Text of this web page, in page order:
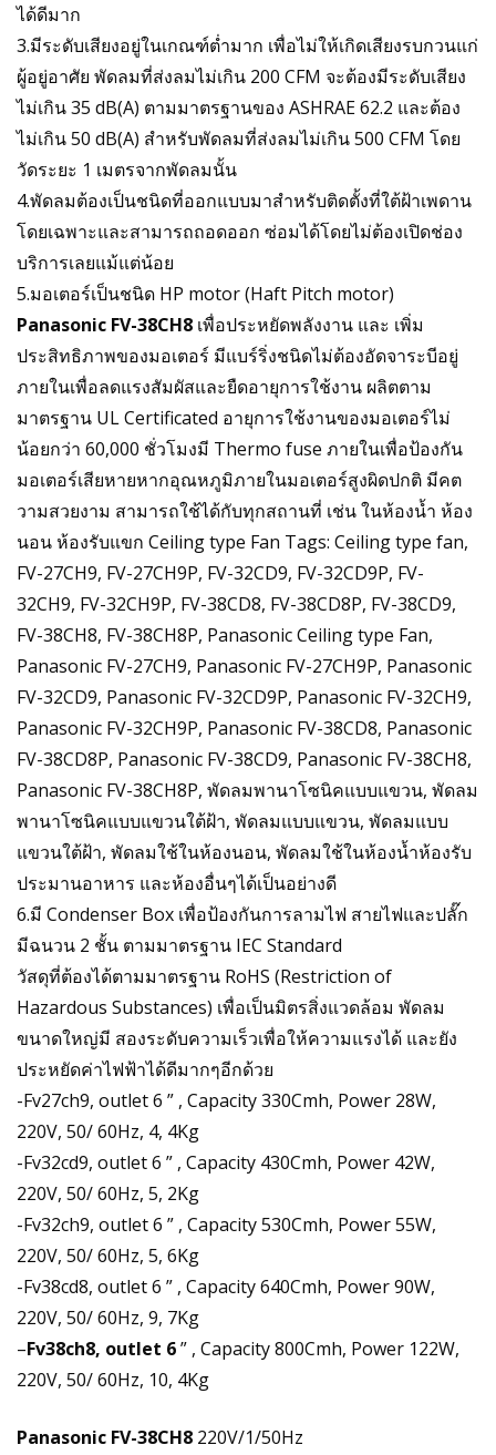
ได้ดีมาก
3.มีระดับเสียงอยู่ในเกณฑ์ต่ำมาก เพื่อไม่ให้เกิดเสียงรบกวนแก่
ผู้อยู่อาศัย พัดลมที่ส่งลมไม่เกิน 200 CFM จะต้องมีระดับเสียง
ไม่เกิน 35 dB(A) ตามมาตรฐานของ ASHRAE 62.2 และต้อง
ไม่เกิน 50 dB(A) สำหรับพัดลมที่ส่งลมไม่เกิน 500 CFM โดย
วัดระยะ 1 เมตรจากพัดลมนั้น
4.พัดลมต้องเป็นชนิดที่ออกแบบมาสำหรับติดตั้งที่ใต้ฝ้าเพดาน
โดยเฉพาะและสามารถถอดออก ซ่อมได้โดยไม่ต้องเปิดช่อง
บริการเลยแม้แต่น้อย
5.มอเตอร์เป็นชนิด HP motor (Haft Pitch motor)
Panasonic FV-38CH8 เพื่อประหยัดพลังงาน และ เพิ่ม
ประสิทธิภาพของมอเตอร์ มีแบร์ริ่งชนิดไม่ต้องอัดจาระบีอยู่
ภายในเพื่อลดแรงสัมผัสและยืดอายุการใช้งาน ผลิตตาม
มาตรฐาน UL Certificated อายุการใช้งานของมอเตอร์ไม่
น้อยกว่า 60,000 ชั่วโมงมี Thermo fuse ภายในเพื่อป้องกัน
มอเตอร์เสียหายหากอุณหภูมิภายในมอเตอร์สูงผิดปกติ มีคต
วามสวยงาม สามารถใช้ได้กับทุกสถานที่ เช่น ในห้องน้ำ ห้อง
นอน ห้องรับแขก Ceiling type Fan Tags: Ceiling type fan,
FV-27CH9, FV-27CH9P, FV-32CD9, FV-32CD9P, FV-
32CH9, FV-32CH9P, FV-38CD8, FV-38CD8P, FV-38CD9,
FV-38CH8, FV-38CH8P, Panasonic Ceiling type Fan,
Panasonic FV-27CH9, Panasonic FV-27CH9P, Panasonic
FV-32CD9, Panasonic FV-32CD9P, Panasonic FV-32CH9,
Panasonic FV-32CH9P, Panasonic FV-38CD8, Panasonic
FV-38CD8P, Panasonic FV-38CD9, Panasonic FV-38CH8,
Panasonic FV-38CH8P, พัดลมพานาโซนิคแบบแขวน, พัดลม
พานาโซนิคแบบแขวนใต้ฝ้า, พัดลมแบบแขวน, พัดลมแบบ
แขวนใต้ฝ้า, พัดลมใช้ในห้องนอน, พัดลมใช้ในห้องน้ำห้องรับ
ประมานอาหาร และห้องอื่นๆได้เป็นอย่างดี
6.มี Condenser Box เพื่อป้องกันการลามไฟ สายไฟและปลั๊ก
มีฉนวน 2 ชั้น ตามมาตรฐาน IEC Standard
วัสดุที่ต้องได้ตามมาตรฐาน RoHS (Restriction of
Hazardous Substances) เพื่อเป็นมิตรสิ่งแวดล้อม พัดลม
ขนาดใหญ่มี สองระดับความเร็วเพื่อให้ความแรงได้ และยัง
ประหยัดค่าไฟฟ้าได้ดีมากๆอีกด้วย
-Fv27ch9, outlet 6 ” , Capacity 330Cmh, Power 28W,
220V, 50/ 60Hz, 4, 4Kg
-Fv32cd9, outlet 6 ” , Capacity 430Cmh, Power 42W,
220V, 50/ 60Hz, 5, 2Kg
-Fv32ch9, outlet 6 ” , Capacity 530Cmh, Power 55W,
220V, 50/ 60Hz, 5, 6Kg
-Fv38cd8, outlet 6 ” , Capacity 640Cmh, Power 90W,
220V, 50/ 60Hz, 9, 7Kg
–Fv38ch8, outlet 6” , Capacity 800Cmh, Power 122W,
220V, 50/ 60Hz, 10, 4Kg
Panasonic FV-38CH8 220V/1/50Hz